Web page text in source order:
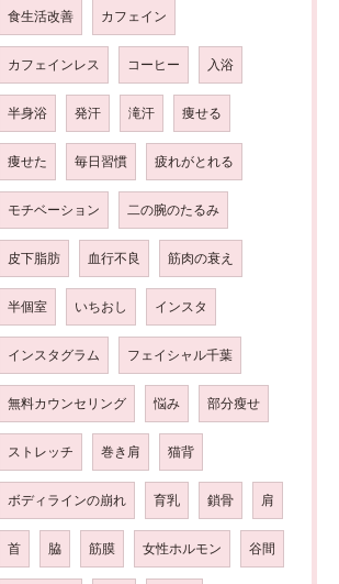
食生活改善 カフェイン
カフェインレス コーヒー 入浴
半身浴 発汗 滝汗 痩せる
痩せた 毎日習慣 疲れがとれる
モチベーション 二の腕のたるみ
皮下脂肪 血行不良 筋肉の衰え
半個室 いちおし インスタ
インスタグラム フェイシャル千葉
無料カウンセリング 悩み 部分瘦せ
ストレッチ 巻き肩 猫背
ボディラインの崩れ 育乳 鎖骨 肩
首 脇 筋膜 女性ホルモン 谷間